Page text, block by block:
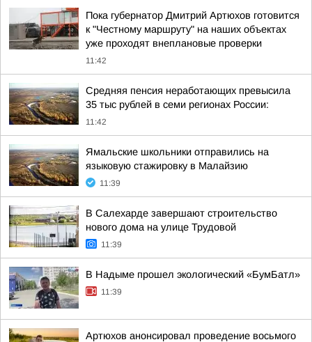
Пока губернатор Дмитрий Артюхов готовится
к "Честному маршруту" на наших объектах
уже проходят внеплановые проверки
11:42
Средняя пенсия неработающих превысила
35 тыс рублей в семи регионах России:
11:42
Ямальские школьники отправились на
языковую стажировку в Малайзию
11:39
В Салехарде завершают строительство
нового дома на улице Трудовой
11:39
В Надыме прошел экологический «БумБатл»
11:39
Артюхов анонсировал проведение восьмого